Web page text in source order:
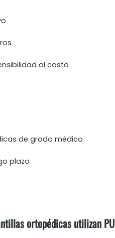
al costo
de grado médico
plazo
ortopédicas utilizan PU